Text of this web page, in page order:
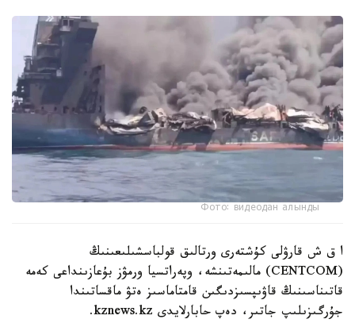
Фото: видеодан алынды
ا ق ش قارۋلى كۇشتەرى ورتالىق قولباسشىلىعىنىڭ
(CENTCOM) مالىمەتىنشە، وپەراتسيا ورمۋز بۇعازىنداعى كەمە
قاتىناسىنىڭ قاۋىپسىزدىگىن قامتاماسىز ەتۋ ماقساتىندا
جۇرگىزىلىپ جاتىر، دەپ حابارلايدى kznews.kz.